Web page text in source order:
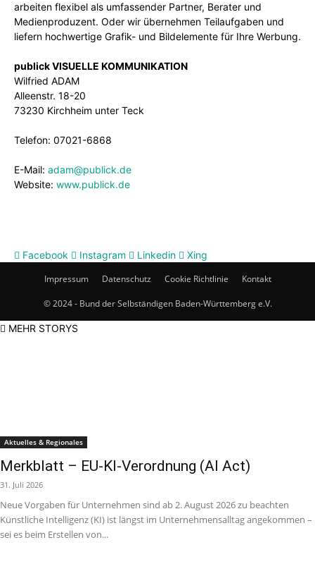
arbeiten flexibel als umfassender Partner, Berater und
Medienproduzent. Oder wir übernehmen Teilaufgaben und
liefern hochwertige Grafik- und Bildelemente für Ihre Werbung.
publick VISUELLE KOMMUNIKATION
Wilfried ADAM
Alleenstr. 18-20
73230 Kirchheim unter Teck
Telefon: 07021-6868
E-Mail: adam@publick.de
Website: www.publick.de
Facebook Instagram Linkedin
Xing
Impressum
Datenschutz Cookie Richtlinie Kontakt
© 2024 - Bund der Selbständigen Baden-Württemberg e.V.
MEHR STORYS
Aktuelles & Regionales
Merkblatt – EU-KI-Verordnung (AI Act)
31. Juli 2026
Neue Vorgaben für Unternehmen sind ab 2. August 2026 zu beachten
Künstliche Intelligenz (KI) ist längst im Unternehmensalltag angekommen –
sei es beim Erstellen von...